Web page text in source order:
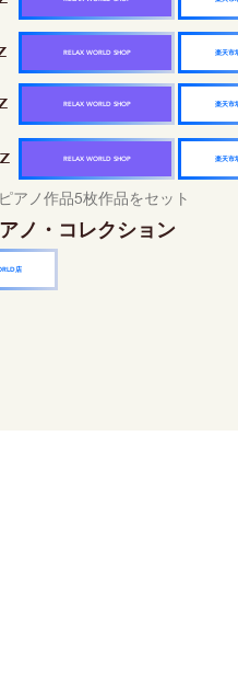
楽天市
RELAX WORLD SHOP
楽天市
RELAX WORLD SHOP
楽天市
RELAX WORLD SHOP
アノ作品5枚作品をセット
ノ・コレクション
店